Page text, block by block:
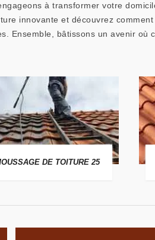
à transformer votre
innovante et découvrez
Ensemble, bâtissons un avenir où
DE TOITURE 25